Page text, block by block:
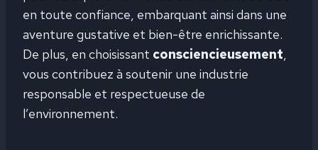
en toute confiance, embarquant ainsi dans une
aventure gustative et bien-être enrichissante.
De plus, en choisissant consciencieusement,
vous contribuez à soutenir une industrie
responsable et respectueuse de
l’environnement.